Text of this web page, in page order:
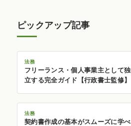
ピックアップ記事
法務
フリーランス・個人事業主として独
立する完全ガイド【行政書士監修】
法務
契約書作成の基本がスムーズに学べ